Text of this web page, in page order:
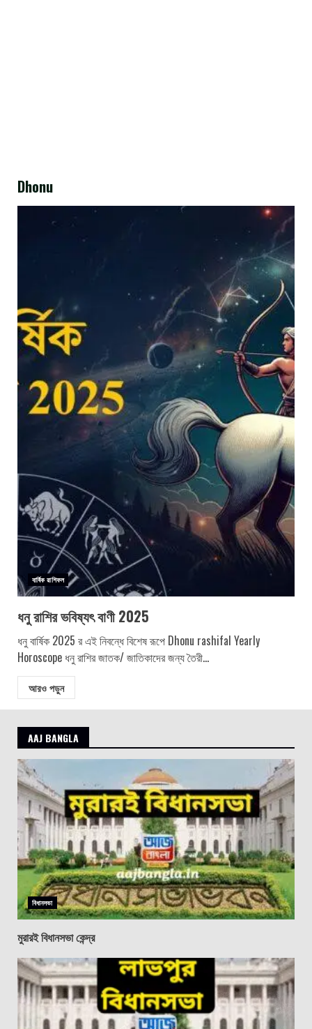
Dhonu
বার্ষিক রাশিফল
ধনু রাশির ভবিষ্যৎ বাণী 2025
ধনু বার্ষিক 2025 র এই নিবন্ধে বিশেষ রূপে Dhonu rashifal Yearly
Horoscope ধনু রাশির জাতক/ জাতিকাদের জন্য তৈরী...
আরও পড়ুন
AAJ BANGLA
বিধানসভা
মুরারই বিধানসভা কেন্দ্র